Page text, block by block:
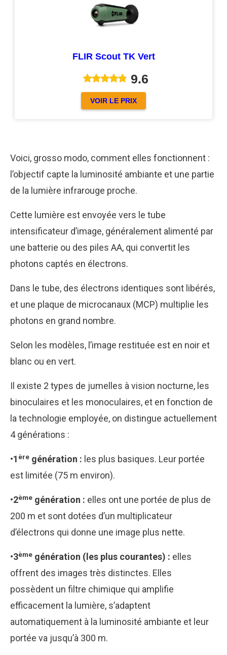
FLIR Scout TK Vert
9.6
VOIR LE PRIX
Voici, grosso modo, comment elles fonctionnent :
l’objectif capte la luminosité ambiante et une partie
de la lumière infrarouge proche.
Cette lumière est envoyée vers le tube
intensificateur d’image, généralement alimenté par
une batterie ou des piles AA, qui convertit les
photons captés en électrons.
Dans le tube, des électrons identiques sont libérés,
et une plaque de microcanaux (MCP) multiplie les
photons en grand nombre.
Selon les modèles, l’image restituée est en noir et
blanc ou en vert.
Il existe 2 types de jumelles à vision nocturne, les
binoculaires et les monoculaires, et en fonction de
la technologie employée, on distingue actuellement
4 générations :
•1 ère génération : les plus basiques. Leur portée
est limitée (75 m environ).
•2ème génération : elles ont une portée de plus de
200 m et sont dotées d’un multiplicateur
d’électrons qui donne une image plus nette.
•3ème génération (les plus courantes) : elles
offrent des images très distinctes. Elles
possèdent un filtre chimique qui amplifie
efficacement la lumière, s’adaptent
automatiquement à la luminosité ambiante et leur
portée va jusqu’à 300 m.